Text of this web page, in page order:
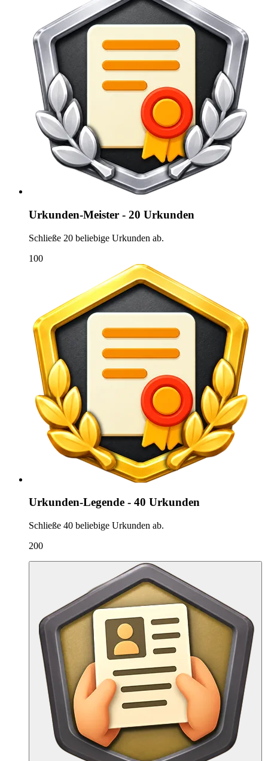
Urkunden-Meister - 20 Urkunden
Schließe 20 beliebige Urkunden ab.
100
Urkunden-Legende - 40 Urkunden
Schließe 40 beliebige Urkunden ab.
200